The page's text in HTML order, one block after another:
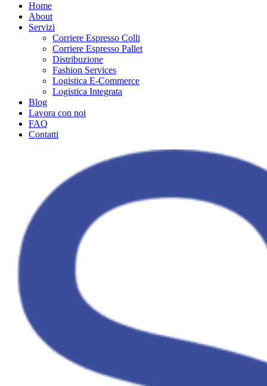
Home
About
Servizi
Corriere Espresso Colli
Corriere Espresso Pallet
Distribuzione
Fashion Services
Logistica E-Commerce
Logistica Integrata
Blog
Lavora con noi
FAQ
Contatti